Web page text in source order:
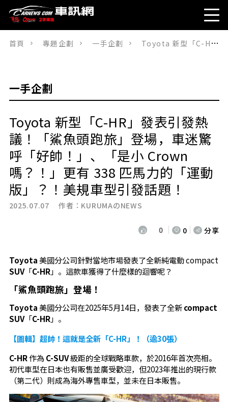
首頁 專題企劃 一手企劃 Toyota 新型「C-HR」發表引發熱議！「鯊魚頭跑旅」登場，車迷驚呼「好帥！」、「是小 Crown 嗎？！」更有 338 匹馬力的「運動版」？！美規車型引發話題！
一手企劃
Toyota 新型「C-HR」發表引發熱
議！「鯊魚頭跑旅」登場，車迷驚
呼「好帥！」、「是小 Crown
嗎？！」更有 338 匹馬力的「運動
版」？！美規車型引發話題！
2025.07.07 作者： KURUMAのNEWS
0 0 分享
Toyota美國分公司針對當地市場發表了全新純電動 compact
SUV「C-HR」。這款車獲得了什麼樣的迴響呢？
「鯊魚頭跑旅」登場！
Toyota美國分公司在2025年5月14日，發表了全新compact
SUV「C-HR」。
【圖輯】超帥！這就是全新「C-HR」！（逾30張）
C-HR作為C-SUV級距的全球戰略車款，於2016年首次亮相。
初代車型在日本也有販售並廣受歡迎，但2023年推出的現行款
（第二代）則成為海外專售車型，並未在日本販售。